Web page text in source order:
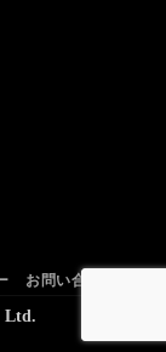
お問い合わせ
Ltd.